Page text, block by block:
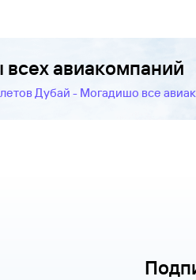
авиакомпаний
Дубай - Могадишо все